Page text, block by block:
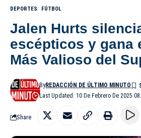
DEPORTES FÚTBOL
Jalen Hurts
escépticos y gana
Más Valioso del
Last Updated: 10 De Febrero De 2025
ByREDACCIÓN DE ÚLTIMO MINUTO
Share